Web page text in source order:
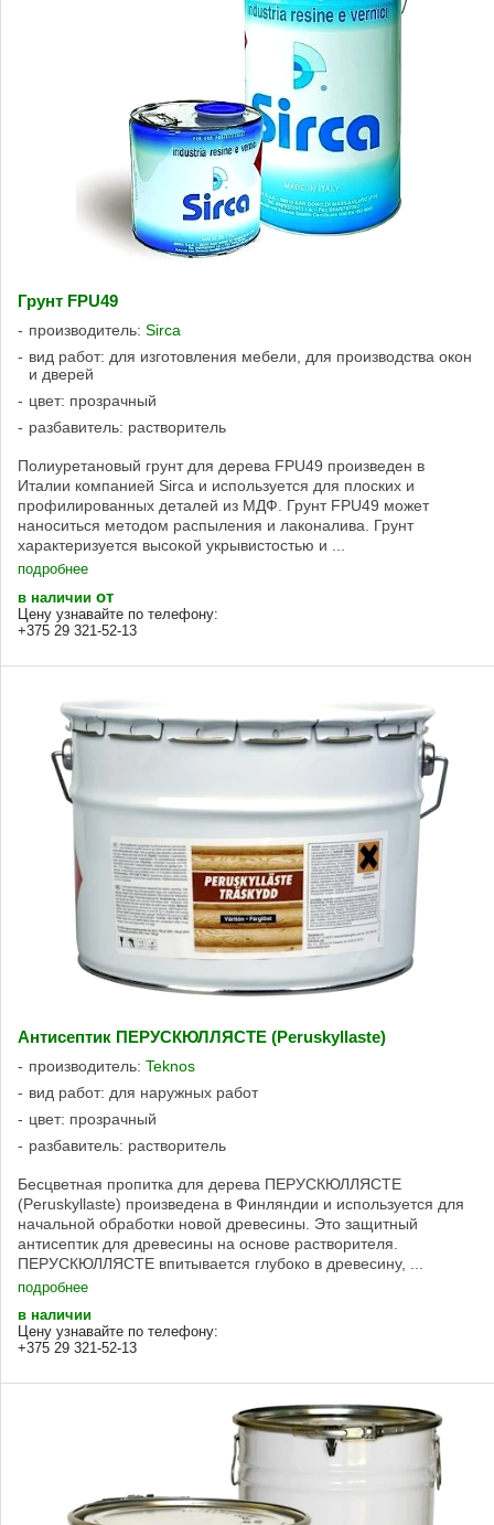
Грунт FPU49
производитель: Sirca
вид работ: для изготовления мебели, для производства окон
и дверей
цвет: прозрачный
разбавитель: растворитель
Полиуретановый грунт для дерева FPU49 произведен в
Италии компанией Sirca и используется для плоских и
профилированных деталей из МДФ. Грунт FPU49 может
наноситься методом распыления и лаконалива. Грунт
характеризуется высокой укрывистостью и ...
подробнее
в наличии от
Цену узнавайте по телефону:
+375 29 321-52-13
Антисептик ПЕРУСКЮЛЛЯСТЕ (Peruskyllaste)
производитель: Teknos
вид работ: для наружных работ
цвет: прозрачный
разбавитель: растворитель
Бесцветная пропитка для дерева ПЕРУСКЮЛЛЯСТЕ
(Peruskyllaste) произведена в Финляндии и используется для
начальной обработки новой древесины. Это защитный
антисептик для древесины на основе растворителя.
ПЕРУСКЮЛЛЯСТЕ впитывается глубоко в древесину, ...
подробнее
в наличии
Цену узнавайте по телефону:
+375 29 321-52-13